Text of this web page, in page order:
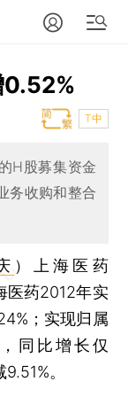
0.52%
T中
H股募集资金
务收购和整合
）
上海医药
医药2012年实
；实现归属
同比增长仅
。